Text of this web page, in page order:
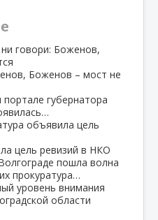
говори: Боженов,
губернатора
объявила цель
пошла волна
прокуратура…
уровень внимания
области